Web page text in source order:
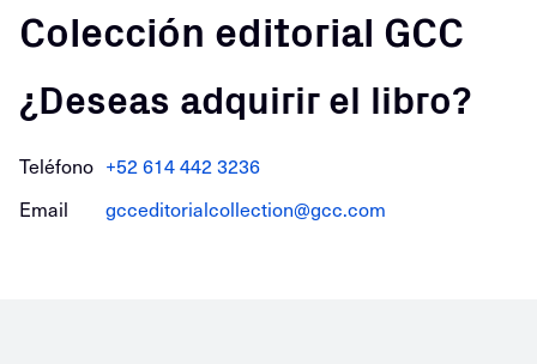
Colección editorial GCC
¿Deseas adquirir el libro?
Teléfono +52 614 442 3236
Email
gcceditorialcollection@gcc.com